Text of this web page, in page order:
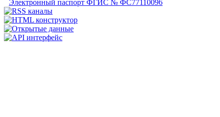
Электронный паспорт ФГИС № ФС77110096